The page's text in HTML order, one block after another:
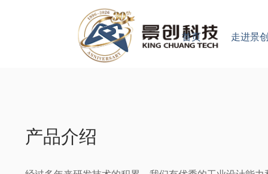
首页 走进景
产品介绍